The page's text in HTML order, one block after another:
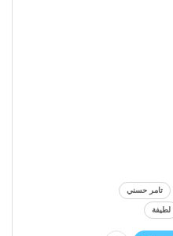
تامر حسني
لطيفة